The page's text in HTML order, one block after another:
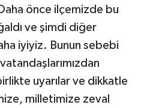
önce ilçemizde bu
ve şimdi diğer
iyiyiz. Bunun sebebi
uyarılar ve dikkatle
milletimize zeval